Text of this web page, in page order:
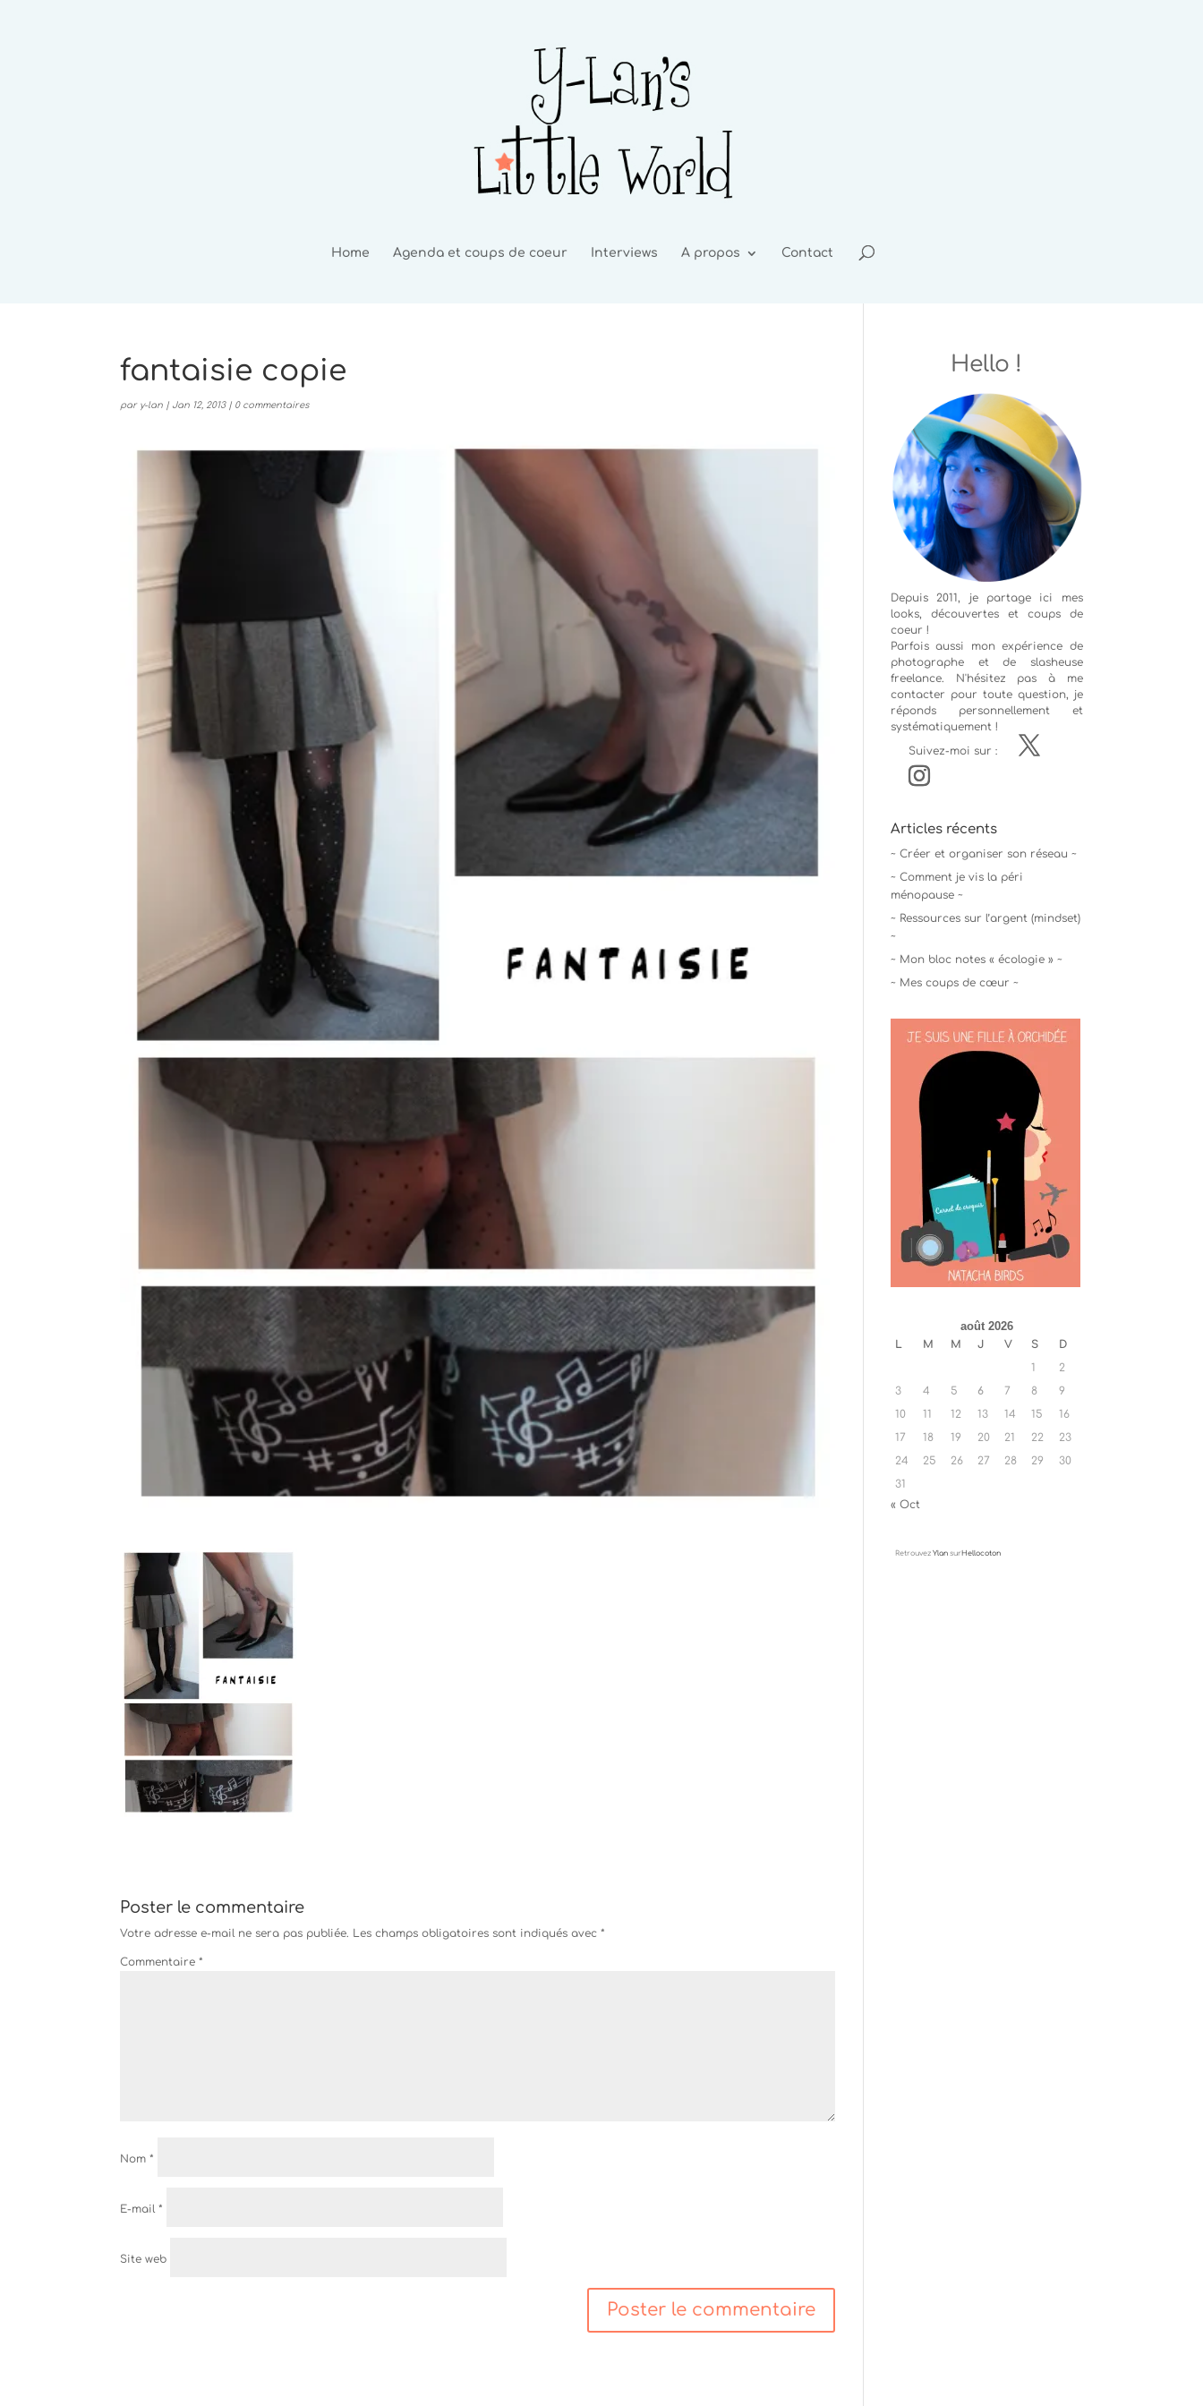
Home Agenda et coups de coeur Interviews A propos Contact
fantaisie copie
par y-lan | Jan 12, 2013| 0 commentaires
Poster le commentaire
Votre adresse e-mail ne sera pas publiée. Les champs obligatoires sont indiqués avec*
Commentaire*
Nom*
E-mail*
Site web
Hello !
Depuis 2011, je partage ici mes
looks, découvertes et coups de
coeur !
Parfois aussi mon expérience de
photographeet de slasheuse
freelance. N'hésitez pas à me
contacter pour toute question, je
réponds personnellement et
systématiquement !
Suivez-moi sur :
Articles récents
~ Créer et organiser son réseau ~
~ Comment je vis la péri
ménopause ~
~ Ressources sur l’argent (mindset)
~
~ Mon bloc notes « écologie » ~
~ Mes coups de cœur ~
août 2026
L M M J V S
D
1
2
3
4 5 6 7 8
9
10
11 12 13 14 15
16
17
18 19 20 21 22
23
24
25 26 27 28 29
30
31
« Oct
Retrouvez Ylansur Hellocoton